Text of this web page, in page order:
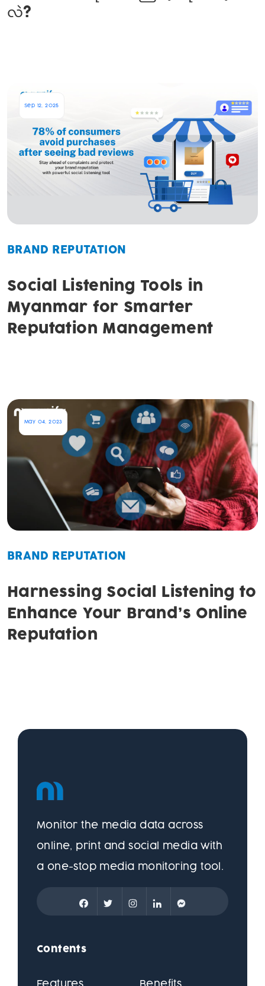
လဲ?
Sep 12, 2025
BRAND REPUTATION
Social Listening Tools in
Myanmar for Smarter
Reputation Management
May 04, 2023
BRAND REPUTATION
Harnessing Social Listening to
Enhance Your Brand’s Online
Reputation
Monitor the media data across
online, print and social media with
a one-stop media monitoring tool.
Contents
Features Benefits